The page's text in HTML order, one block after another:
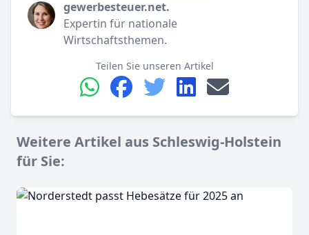
gewerbesteuer.net.
Expertin für nationale
Wirtschaftsthemen.
Teilen Sie unseren Artikel
Weitere Artikel aus Schleswig-Holstein
für Sie: